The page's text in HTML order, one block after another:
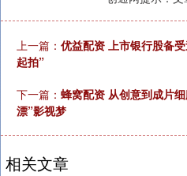
上一篇： 优益配资 上市银行股备
起拍”
下一篇： 蜂窝配资 从创意到成片
漂”影视梦
相关文章